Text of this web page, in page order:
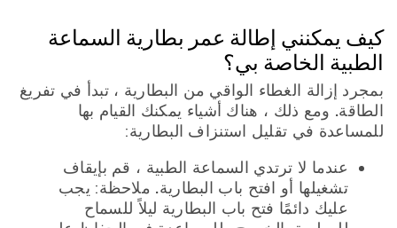
كيف يمكنني إطالة عمر بطارية السماعة
الطبية الخاصة بي؟
بمجرد إزالة الغطاء الواقي من البطارية ، تبدأ في تفريغ
الطاقة. ومع ذلك ، هناك أشياء يمكنك القيام بها
للمساعدة في تقليل استنزاف البطارية:
عندما لا ترتدي السماعة الطبية ، قم بإيقاف
تشغيلها أو افتح باب البطارية. ملاحظة: يجب
عليك دائمًا فتح باب البطارية ليلاً للسماح